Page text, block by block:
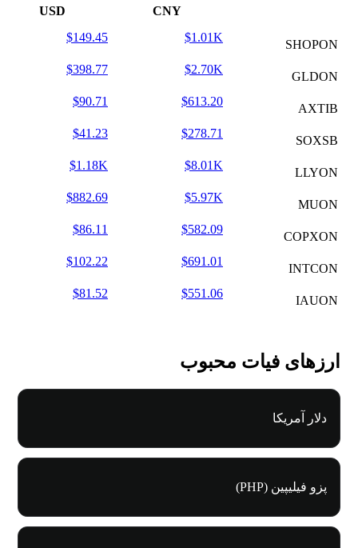
CNY
USD
SHOPON
$1.01K
$149.45
GLDON
$2.70K
$398.77
AXTIB
$613.20
$90.71
SOXSB
$278.71
$41.23
LLYON
$8.01K
$1.18K
MUON
$5.97K
$882.69
COPXON
$582.09
$86.11
INTCON
$691.01
$102.22
IAUON
$551.06
$81.52
ارزهای فیات محبوب
دلار آمریکا
پزو فیلیپین (PHP)